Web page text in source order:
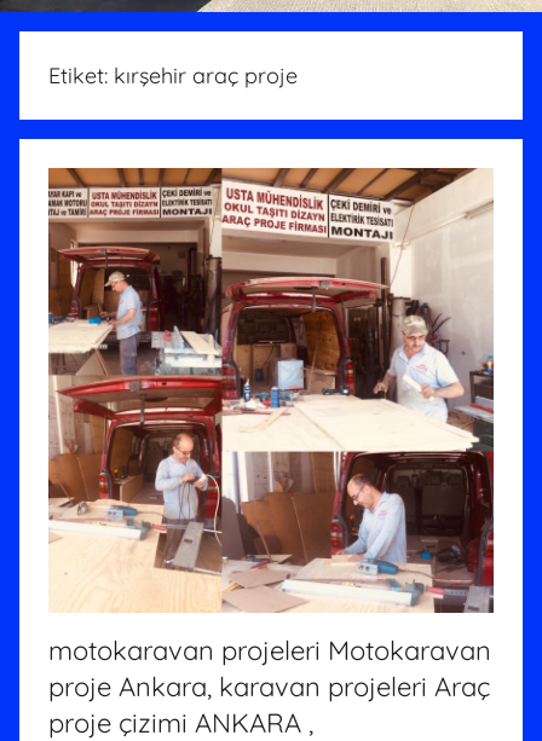
Etiket: kırşehir araç proje
motokaravan projeleri Motokaravan
proje Ankara, karavan projeleri Araç
proje çizimi ANKARA ,